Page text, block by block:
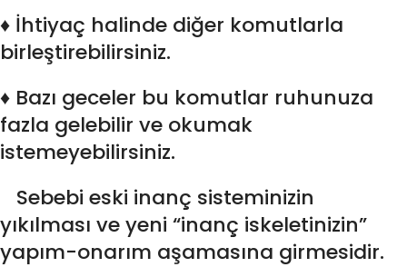
♦ İhtiyaç halinde diğer komutlarla
birleştirebilirsiniz.
♦ Bazı geceler bu komutlar ruhunuza
fazla gelebilir ve okumak
istemeyebilirsiniz.
Sebebi eski inanç sisteminizin
yıkılması ve yeni “inanç iskeletinizin”
yapım-onarım aşamasına girmesidir.